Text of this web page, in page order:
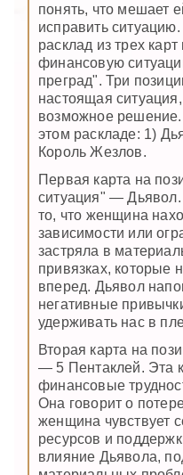
понять, что мешает
исправить
расклад из трех
финансовую
преград". Три
настоящая
возможное
этом раскладе: 1)
Король Жезлов.
Первая карта на
ситуация" — Дьявол.
то, что женщина
зависимости или
застряла в
привязках, которые
вперед. Дьявол
негативные
удерживать нас в
Вторая карта на
— 5 Пентаклей. Эта
финансовые
Она говорит о
женщина чувствует
ресурсов и
влияние Дьявола,